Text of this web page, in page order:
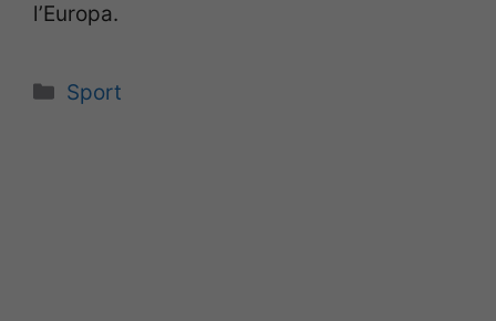
l’Europa.
Categorie
Sport